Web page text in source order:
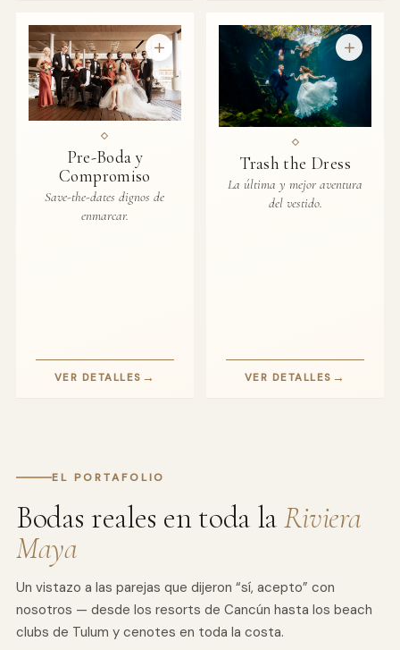
Pre-Boda y
Compromiso
Save-the-dates dignos de
enmarcar.
VER DETALLES →
Trash the Dress
La última y mejor aventura
del vestido.
VER DETALLES →
EL PORTAFOLIO
Bodas reales en toda laRiviera
Maya
Un vistazo a las parejas que dijeron “sí, acepto” con
nosotros — desde los resorts de Cancún hasta los beach
clubs de Tulum y cenotes en toda la costa.